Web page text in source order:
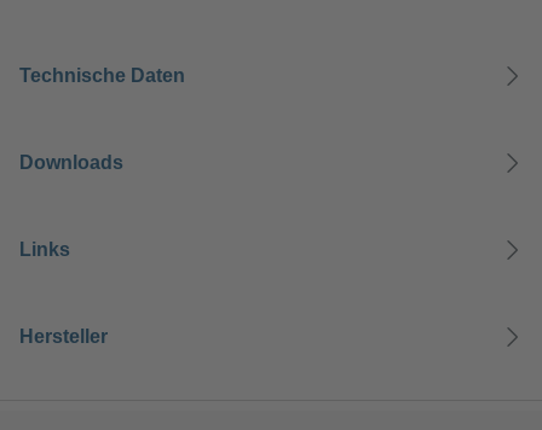
Technische Daten
Downloads
Links
Hersteller